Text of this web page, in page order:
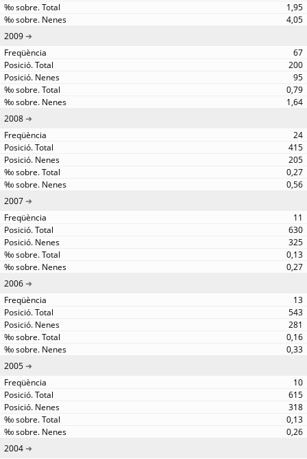
1,95
4,05
2009
67
200
95
0,79
1,64
2008
24
415
205
0,27
0,56
2007
11
630
325
0,13
0,27
2006
13
543
281
0,16
0,33
2005
10
615
318
0,13
0,26
2004